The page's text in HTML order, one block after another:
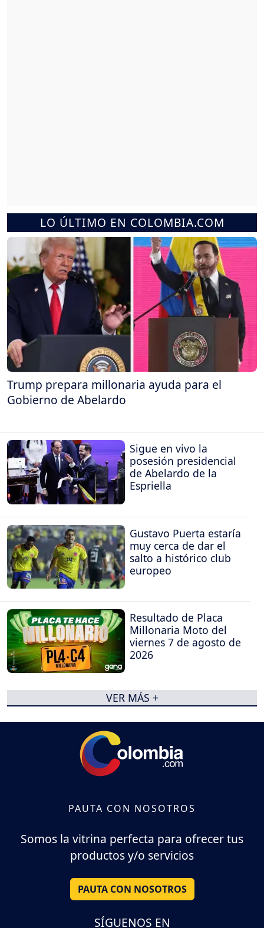
LO ÚLTIMO EN COLOMBIA.COM
Trump prepara millonaria ayuda para el
Gobierno de Abelardo
Sigue en vivo la
posesión presidencial
de Abelardo de la
Espriella
Gustavo Puerta estaría
muy cerca de dar el
salto a histórico club
europeo
Resultado de Placa
Millonaria Moto del
viernes 7 de agosto de
2026
VER MÁS +
PAUTA CON NOSOTROS
Somos la vitrina perfecta para ofrecer tus
productos y/o servicios
PAUTA CON NOSOTROS
SÍGUENOS EN